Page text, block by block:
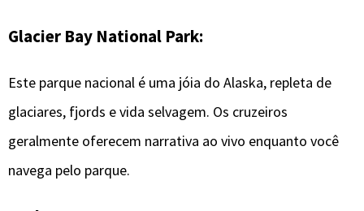
Glacier Bay National Park:
Este parque nacional é uma jóia do Alaska, repleta de
glaciares, fjords e vida selvagem. Os cruzeiros
geralmente oferecem narrativa ao vivo enquanto você
navega pelo parque.